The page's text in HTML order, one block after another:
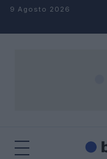
Salta al contenuto
9 Agosto 2026